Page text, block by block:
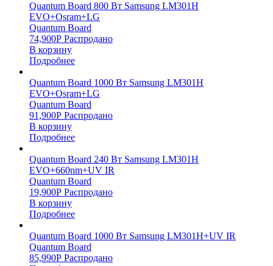
Quantum Board 800 Вт Samsung LM301H
EVO+Osram+LG
Quantum Board
74,900Р Распродано
В корзину
Подробнее
Quantum Board 1000 Вт Samsung LM301H
EVO+Osram+LG
Quantum Board
91,900Р Распродано
В корзину
Подробнее
Quantum Board 240 Вт Samsung LM301H
EVO+660nm+UV IR
Quantum Board
19,900Р Распродано
В корзину
Подробнее
Quantum Board 1000 Вт Samsung LM301H+UV IR
Quantum Board
85,990Р Распродано